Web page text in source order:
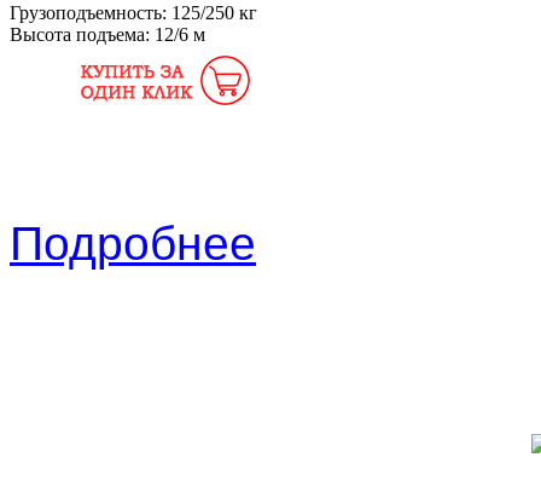
Грузоподъемность: 125/250 кг
Высота подъема: 12/6 м
Подробнее